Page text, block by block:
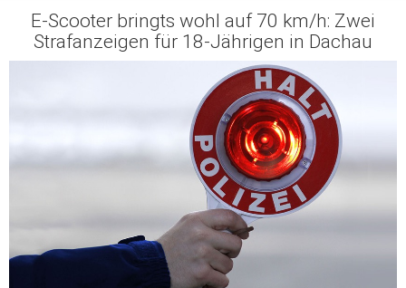
E-Scooter bringts wohl auf 70 km/h: Zwei
Strafanzeigen für 18-Jährigen in Dachau